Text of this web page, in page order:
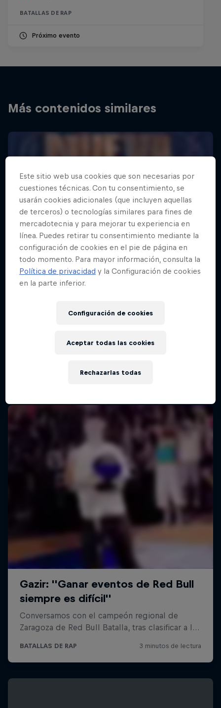
BATALLAS DE RAP
Próximo evento
Más contenidos similares
Este sitio web usa cookies que son necesarias por
cuestiones técnicas. Con tu consentimiento, se
usarán cookies adicionales (que incluyen aquellas
de terceros) o tecnologías similares para fines de
mercadotecnia y para mejorar tu experiencia en
línea. Puedes retirar tu consentimiento mediante la
configuración de cookies en el pie de página en
todo momento. Para mayor información, consulta la
Política de privacidad y la Configuración de cookies
en la parte inferior.
Configuración de cookies
Rechazarlas todas
Aceptar todas las cookies